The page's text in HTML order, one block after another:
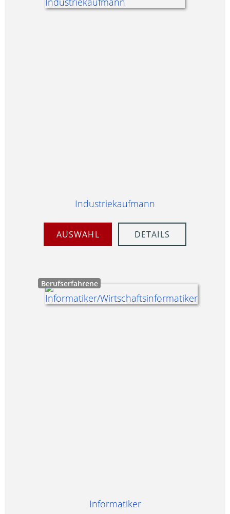
Industriekaufmann
AUSWAHL DETAILS
Berufserfahrene
Informatiker